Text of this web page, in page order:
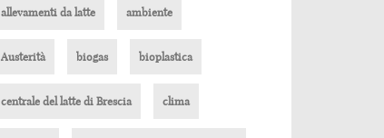
allevamenti da latte ambiente
Austerità biogas bioplastica
centrale del latte di Brescia clima